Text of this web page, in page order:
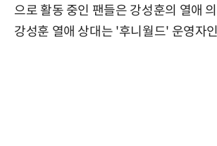
으로 활동 중인 팬들은 강성훈의 열애
강성훈 열애 상대는 '후니월드' 운영자